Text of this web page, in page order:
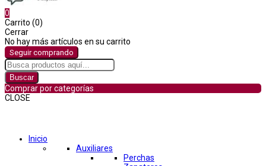
0
Carrito (0)
Cerrar
No hay más artículos en su carrito
Seguir comprando
Buscar
Comprar por categorías
CLOSE
Inicio
Auxiliares
Perchas